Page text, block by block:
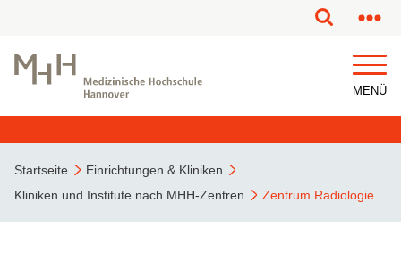
MENÜ
Startseite
Einrichtungen & Kliniken
Kliniken und Institute nach MHH-Zentren
Zentrum Radiologie